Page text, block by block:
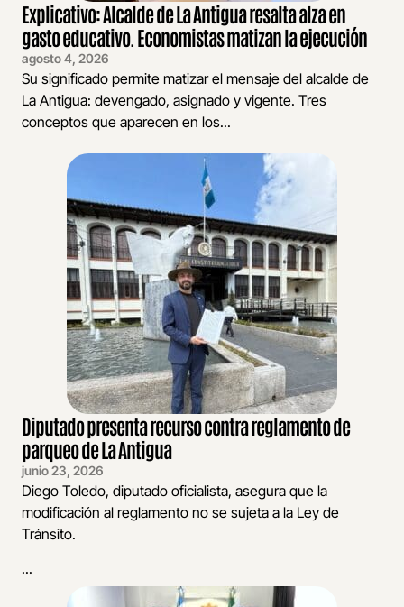
Explicativo: Alcalde de La Antigua resalta alza en
gasto educativo. Economistas matizan la ejecución
agosto 4, 2026
Su significado permite matizar el mensaje del alcalde de
La Antigua: devengado, asignado y vigente. Tres
conceptos que aparecen en los...
Diputado presenta recurso contra reglamento de
parqueo de La Antigua
junio 23, 2026
Diego Toledo, diputado oficialista, asegura que la
modificación al reglamento no se sujeta a la Ley de
Tránsito.
...